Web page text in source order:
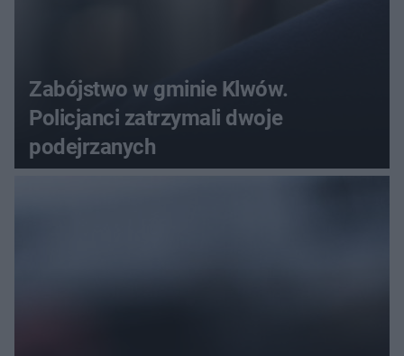
Zabójstwo w gminie Klwów.
Policjanci zatrzymali dwoje
podejrzanych